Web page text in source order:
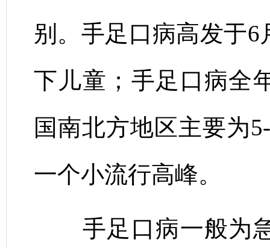
别。手足口病高发于
下儿童；手足口病全
国南北方地区主要为
一个小流行高峰。
手足口病一般为急